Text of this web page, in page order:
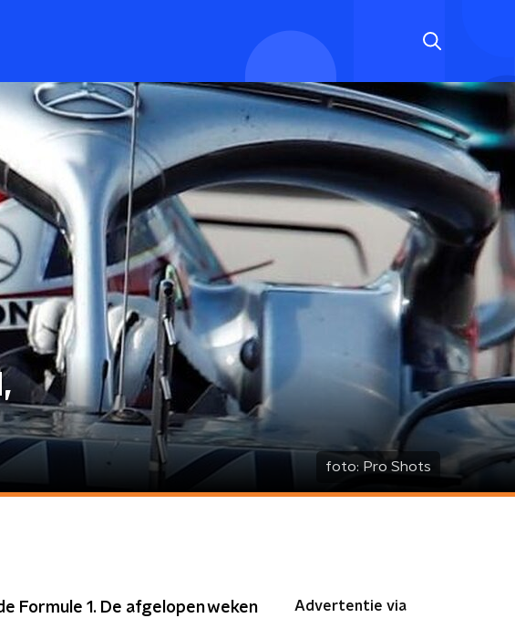
foto: Pro Shots
Formule 1. De afgelopen weken
Advertentie via